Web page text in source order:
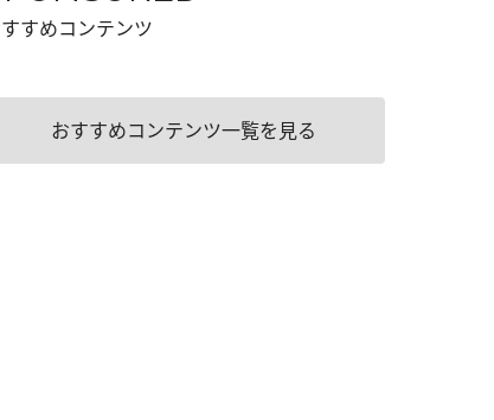
すめコンテンツ
おすすめコンテンツ一覧を見る